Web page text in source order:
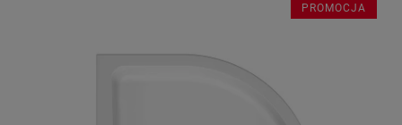
PROMOCJA